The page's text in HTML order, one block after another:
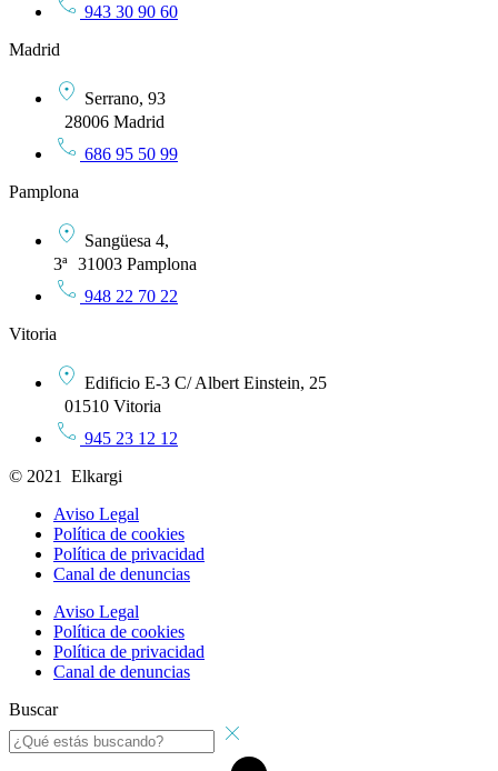
943 30 90 60
Madrid
Serrano, 93
28006 Madrid
686 95 50 99
Pamplona
Sangüesa 4,
3ª 31003 Pamplona
948 22 70 22
Vitoria
Edificio E-3 C/ Albert Einstein, 25
01510 Vitoria
945 23 12 12
© 2021 Elkargi
Aviso Legal
Política de cookies
Política de privacidad
Canal de denuncias
Aviso Legal
Política de cookies
Política de privacidad
Canal de denuncias
Buscar